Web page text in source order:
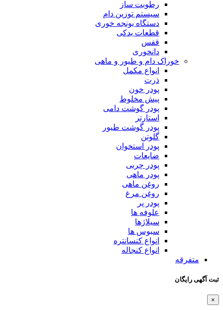
رطوبت ساز
سیستم توزین دام
دستگاه یونجه خوری
قطعات یدکی
قفس
دانخوری
خوراک دام و طیور و ماهی
انواع مکمل
ذرت
پودر خون
پیش مخلوط
پودر گوشت دامی
استارتر
پودر گوشت طیور
گلوتن
پودر استخوان
ضایعات
پودر چربی
پودر ماهی
روغن ماهی
روغن مرغ
پودر پر
علوفه ها
سیلاژها
سبوس ها
انواع کنسانتره
انواع کنجاله
متفرقه
ثبت آگهی رایگان
×